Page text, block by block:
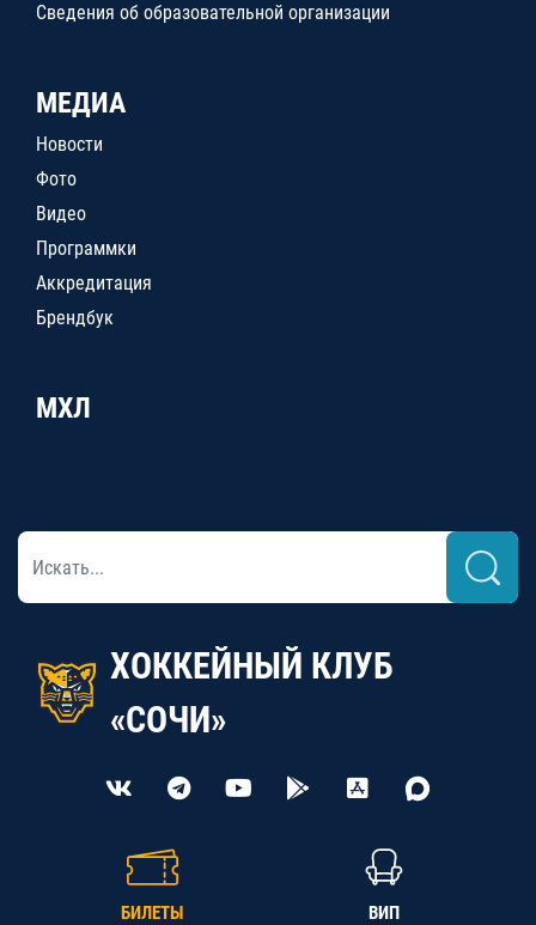
Сведения об образовательной организации
МЕДИА
Новости
Фото
Видео
Программки
Аккредитация
Брендбук
МХЛ
ХОККЕЙНЫЙ КЛУБ
«СОЧИ»
БИЛЕТЫ ВИП